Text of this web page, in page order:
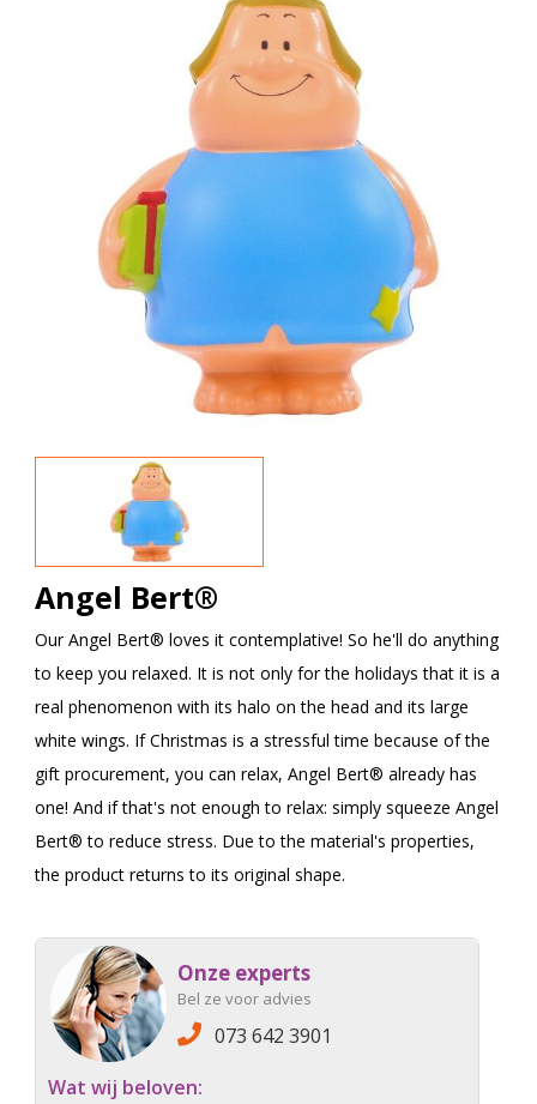
Angel Bert®
Our Angel Bert® loves it contemplative! So he'll do anything
to keep you relaxed. It is not only for the holidays that it is a
real phenomenon with its halo on the head and its large
white wings. If Christmas is a stressful time because of the
gift procurement, you can relax, Angel Bert® already has
one! And if that's not enough to relax: simply squeeze Angel
Bert® to reduce stress. Due to the material's properties,
the product returns to its original shape.
Onze experts
Bel ze voor advies
073 642 3901
Wat wij beloven: